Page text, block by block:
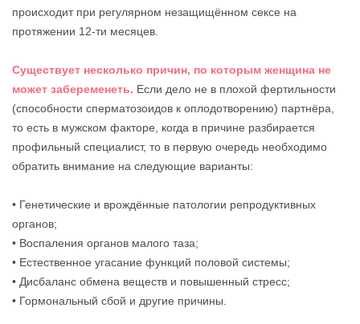
происходит при регулярном незащищённом сексе на
протяжении 12-ти месяцев.
Существует несколько причин, по которым женщина не
может забеременеть. Если дело не в плохой фертильности
(способности сперматозоидов к оплодотворению) партнёра,
то есть в мужском факторе, когда в причине разбирается
профильный специалист, то в первую очередь необходимо
обратить внимание на следующие варианты:
• Генетические и врождённые патологии репродуктивных
органов;
• Воспаления органов малого таза;
• Естественное угасание функций половой системы;
• Дисбаланс обмена веществ и повышенный стресс;
• Гормональный сбой и другие причины.